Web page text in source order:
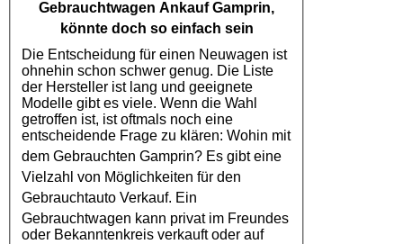
Gebrauchtwagen Ankauf Gamprin,
könnte doch so einfach sein
Die Entscheidung für einen Neuwagen ist
ohnehin schon schwer genug. Die Liste
der Hersteller ist lang und geeignete
Modelle gibt es viele. Wenn die Wahl
getroffen ist, ist oftmals noch eine
entscheidende Frage zu klären: Wohin mit
dem Gebrauchten Gamprin? Es gibt eine
Vielzahl von Möglichkeiten für den
Gebrauchtauto Verkauf. Ein
Gebrauchtwagen kann privat im Freundes
oder Bekanntenkreis verkauft oder auf